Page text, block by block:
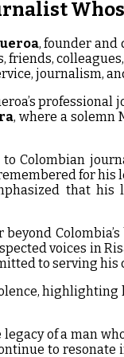
, founder
journalism,
, where a solemn
Colombian
for
that his
voices in
to serving his
of a man
to